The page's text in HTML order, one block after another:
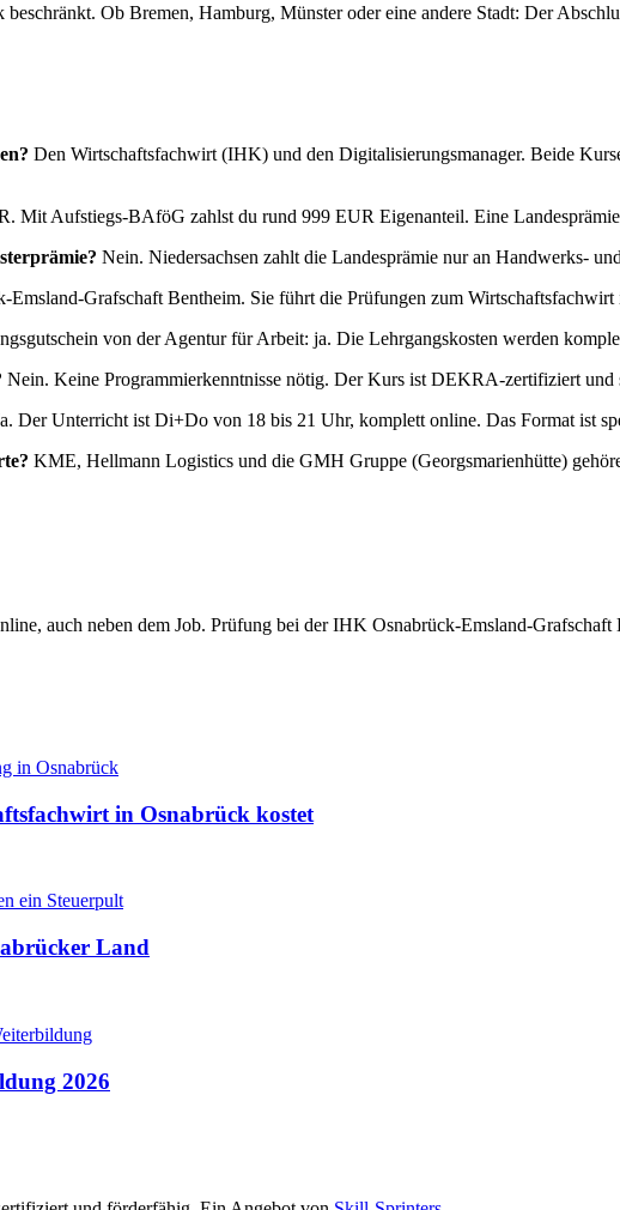
Ob Bremen, Hamburg, Münster oder eine andere Stadt: Der
Den Wirtschaftsfachwirt (IHK) und den Digitalisierungsmanager. Beide
Mit Aufstiegs-BAföG zahlst du rund 999 EUR Eigenanteil. Eine
Nein. Niedersachsen zahlt die Landesprämie nur an Handwerks-
Grafschaft Bentheim. Sie führt die Prüfungen zum
von der Agentur für Arbeit: ja. Die Lehrgangskosten werden
Nein. Keine Programmierkenntnisse nötig. Der Kurs ist DEKRA-zertifiziert und
Der Unterricht ist Di+Do von 18 bis 21 Uhr, komplett online. Das Format ist
KME, Hellmann Logistics und die GMH Gruppe (Georgsmarienhütte)
auch neben dem Job. Prüfung bei der IHK Osnabrück-Emsland-Grafschaft
in Osnabrück kostet
Land
2026